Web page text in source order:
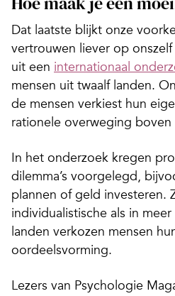
Dat laatste blijkt onze
vertrouwen liever op
uit een internationaal
mensen uit twaalf landen.
de mensen verkiest hun
rationele overweging boven
In het onderzoek kregen
dilemma’s voorgelegd,
plannen of geld investeren.
individualistische als in
landen verkozen mensen
oordeelsvorming.
Lezers van Psychologie